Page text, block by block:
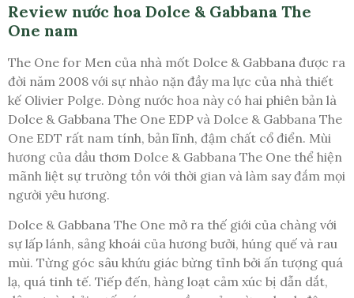
Review nước hoa Dolce & Gabbana The
One nam
The One for Men của nhà mốt Dolce & Gabbana được ra
đời năm 2008 với sự nhào nặn đầy ma lực của nhà thiết
kế Olivier Polge. Dòng nước hoa này có hai phiên bản là
Dolce & Gabbana The One EDP và Dolce & Gabbana The
One EDT rất nam tính, bản lĩnh, đậm chất cổ điển. Mùi
hương của dầu thơm Dolce & Gabbana The One thể hiện
mãnh liệt sự trường tồn với thời gian và làm say đắm mọi
người yêu hương.
Dolce & Gabbana The One mở ra thế giới của chàng với
sự lấp lánh, sảng khoái của hương bưởi, húng quế và rau
mùi. Từng góc sâu khứu giác bừng tỉnh bởi ấn tượng quá
lạ, quá tinh tế. Tiếp đến, hàng loạt cảm xúc bị dẫn dắt,